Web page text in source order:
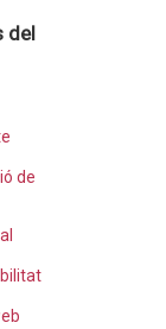
del
de